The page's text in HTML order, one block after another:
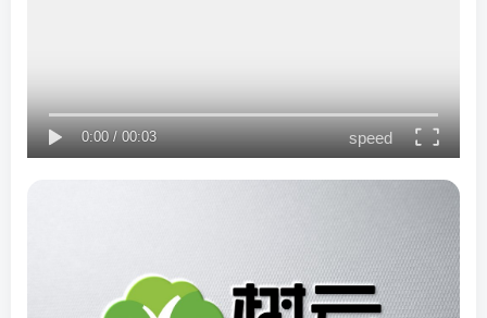
0:00 / 00:03 speed